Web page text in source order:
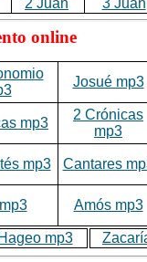
online
Josué mp3
mp3
2 Crónicas
mp3
mp3 Cantares
Amós mp3
Hageo mp3